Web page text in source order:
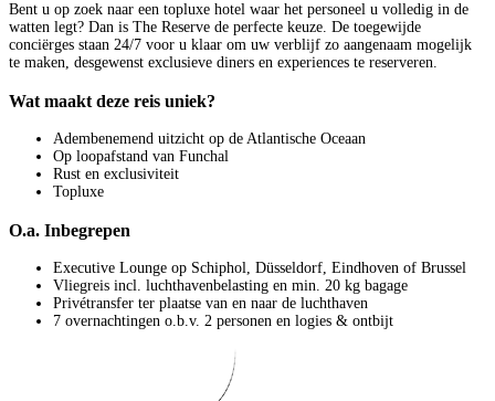
Bent u op zoek naar een topluxe hotel waar het personeel u volledig in de
watten legt? Dan is The Reserve de perfecte keuze. De toegewijde
conciërges staan 24/7 voor u klaar om uw verblijf zo aangenaam mogelijk
te maken, desgewenst exclusieve diners en experiences te reserveren.
Wat maakt deze reis uniek?
Adembenemend uitzicht op de Atlantische Oceaan
Op loopafstand van Funchal
Rust en exclusiviteit
Topluxe
O.a. Inbegrepen
Executive Lounge op Schiphol, Düsseldorf, Eindhoven of Brussel
Vliegreis incl. luchthavenbelasting en min. 20 kg bagage
Privétransfer ter plaatse van en naar de luchthaven
7 overnachtingen o.b.v. 2 personen en logies & ontbijt